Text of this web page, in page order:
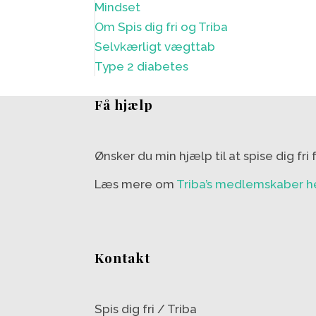
Mindset
Om Spis dig fri og Triba
Selvkærligt vægttab
Type 2 diabetes
Få hjælp
Ønsker du min hjælp til at spise dig fri
Læs mere om Triba’s medlemskaber
Kontakt
Spis dig fri / Triba